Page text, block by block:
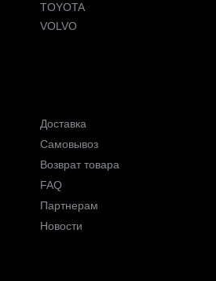
TOYOTA
VOLVO
Доставка
Самовывоз
Возврат товара
FAQ
Партнерам
Новости